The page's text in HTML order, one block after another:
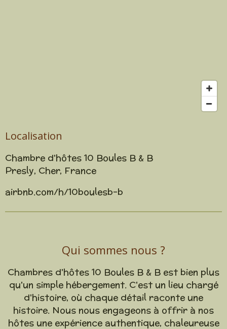
Localisation
Chambre d'hôtes 10 Boules B & B
Presly, Cher, France
airbnb.com/h/10boulesb-b
Qui sommes nous ?
Chambres d'hôtes 10 Boules B & B est bien plus
qu'un simple hébergement. C'est un lieu chargé
d'histoire, où chaque détail raconte une
histoire. Nous nous engageons à offrir à nos
hôtes une expérience authentique, chaleureuse